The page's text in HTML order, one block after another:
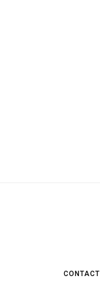
CONTACT